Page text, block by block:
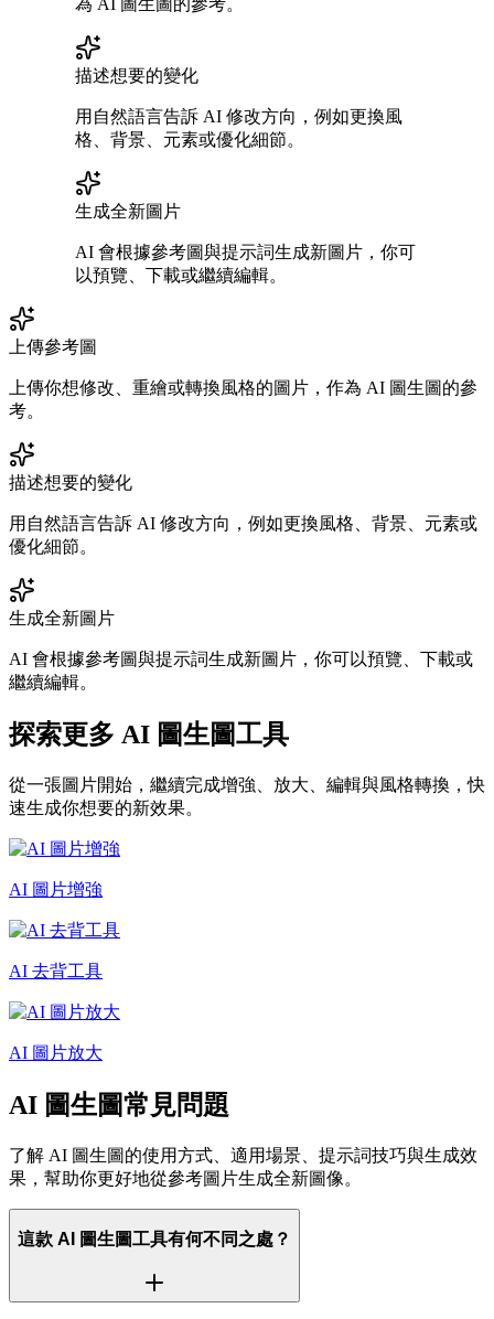
描述想要的變化
用自然語言告訴 AI 修改方向，例如更換風
格、背景、元素或優化細節。
生成全新圖片
AI 會根據參考圖與提示詞生成新圖片，你可
以預覽、下載或繼續編輯。
上傳參考圖
上傳你想修改、重繪或轉換風格的圖片，作為 AI 圖生圖的參
考。
描述想要的變化
用自然語言告訴 AI 修改方向，例如更換風格、背景、元素或
優化細節。
生成全新圖片
AI 會根據參考圖與提示詞生成新圖片，你可以預覽、下載或
繼續編輯。
探索更多 AI 圖生圖工具
從一張圖片開始，繼續完成增強、放大、編輯與風格轉換，快
速生成你想要的新效果。
AI 圖片增強
AI 去背工具
AI 圖片放大
AI 圖生圖常見問題
了解 AI 圖生圖的使用方式、適用場景、提示詞技巧與生成效
果，幫助你更好地從參考圖片生成全新圖像。
這款 AI 圖生圖工具有何不同之處？